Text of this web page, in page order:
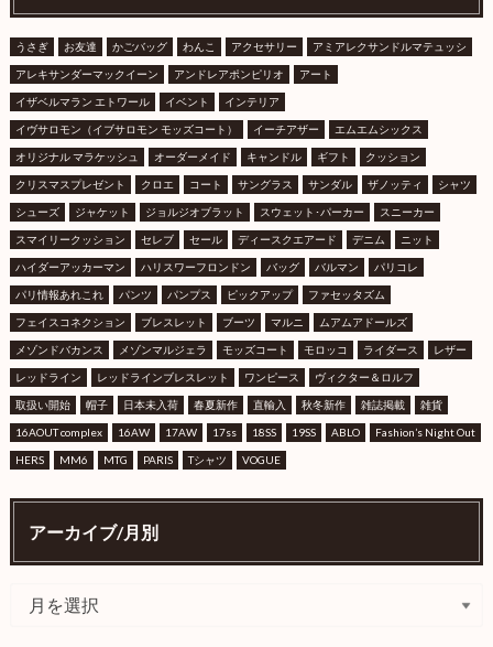
うさぎ お友達 かごバッグ わんこ アクセサリー アミアレクサンドルマテュッシ
アレキサンダーマックイーン アンドレアポンピリオ アート
イザベルマラン エトワール イベント インテリア
イヴサロモン（イブサロモン モッズコート） イーチアザー エムエムシックス
オリジナル マラケッシュ オーダーメイド キャンドル ギフト クッション
クリスマスプレゼント クロエ コート サングラス サンダル ザノッティ シャツ
シューズ ジャケット ジョルジオブラット スウェット･パーカー スニーカー
スマイリークッション セレブ セール ディースクエアード デニム ニット
ハイダーアッカーマン ハリスワーフロンドン バッグ バルマン パリコレ
パリ情報あれこれ パンツ パンプス ピックアップ ファセッタズム
フェイスコネクション ブレスレット ブーツ マルニ ムアムアドールズ
メゾンドバカンス メゾンマルジェラ モッズコート モロッコ ライダース レザー
レッドライン レッドラインブレスレット ワンピース ヴィクター＆ロルフ
取扱い開始 帽子 日本未入荷 春夏新作 直輸入 秋冬新作 雑誌掲載 雑貨
16AOUT complex 16AW 17AW 17ss 18SS 19SS ABLO Fashion’s Night Out
HERS MM6 MTG PARIS Tシャツ VOGUE
アーカイブ/月別